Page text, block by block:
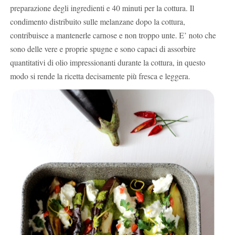
preparazione degli ingredienti e 40 minuti per la cottura. Il
condimento distribuito sulle melanzane dopo la cottura,
contribuisce a mantenerle carnose e non troppo unte. E’ noto che
sono delle vere e proprie spugne e sono capaci di assorbire
quantitativi di olio impressionanti durante la cottura, in questo
modo si rende la ricetta decisamente più fresca e leggera.